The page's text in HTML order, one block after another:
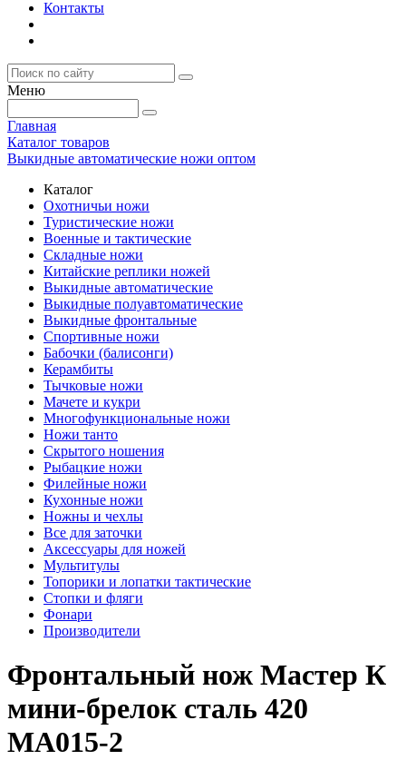
Контакты
Меню
Главная
Каталог товаров
Выкидные автоматические ножи оптом
Каталог
Охотничьи ножи
Туристические ножи
Военные и тактические
Складные ножи
Китайские реплики ножей
Выкидные автоматические
Выкидные полуавтоматические
Выкидные фронтальные
Спортивные ножи
Бабочки (балисонги)
Керамбиты
Тычковые ножи
Мачете и кукри
Многофункциональные ножи
Ножи танто
Скрытого ношения
Рыбацкие ножи
Филейные ножи
Кухонные ножи
Ножны и чехлы
Все для заточки
Аксессуары для ножей
Мультитулы
Топорики и лопатки тактические
Стопки и фляги
Фонари
Производители
Фронтальный нож Мастер К
мини-брелок сталь 420
MA015-2